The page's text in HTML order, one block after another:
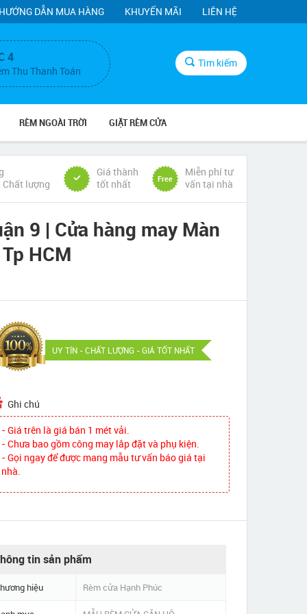
HƯỚNG DẪN MUA HÀNG KHUYẾN MÃI LIÊN HỆ
4
Thu Thanh Toán
Tìm kiếm
RÈM NGOÀI TRỜI GIẶT RÈM CỬA
Chất lượng
Giá thành
tốt nhất
Free
Miễn phí tư
vấn tại nhà
9 | Cửa hàng may Màn
HCM
UY TÍN - CHẤT LƯỢNG - GIÁ TỐT NHẤT
Ghi chú
- Giá trên là giá bán 1 mét vải.
- Chưa bao gồm công may lắp đặt và phụ kiện.
- Gọi ngay để được mang mẫu tư vấn báo giá tại
nhà.
tin sản phẩm
hiệu Rèm cửa Hạnh Phúc